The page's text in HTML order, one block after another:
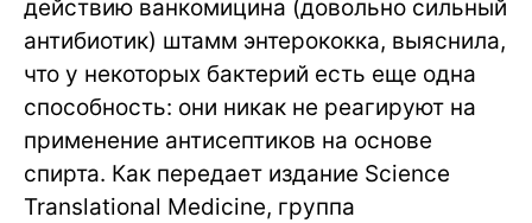
действию ванкомицина (довольно сильный
антибиотик) штамм энтерококка, выяснила,
что у некоторых бактерий есть еще одна
способность: они никак не реагируют на
применение антисептиков на основе
спирта. Как передает издание Science
Translational Medicine, группа